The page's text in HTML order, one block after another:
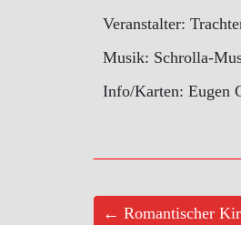
Veranstalter:
Musik: Schrolla-
Info/Karten: Eugen
← Romantischer